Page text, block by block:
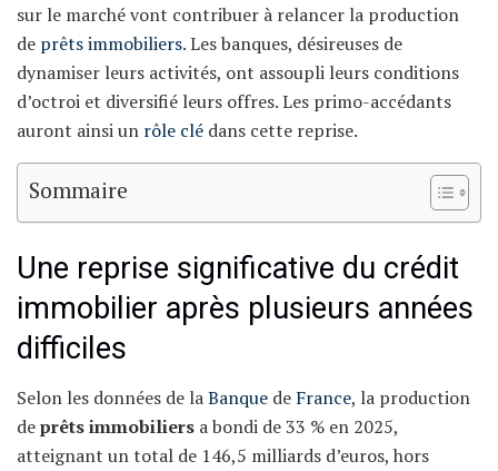
sur le marché vont contribuer à relancer la production
de prêts immobiliers. Les banques, désireuses de
dynamiser leurs activités, ont assoupli leurs conditions
d’octroi et diversifié leurs offres. Les primo-accédants
auront ainsi un rôle clé dans cette reprise.
Sommaire
Une reprise significative du crédit
immobilier après plusieurs années
difficiles
Selon les données de laBanque de France, la production
deprêts immobiliers a bondi de 33 % en 2025,
atteignant un total de 146,5 milliards d’euros, hors